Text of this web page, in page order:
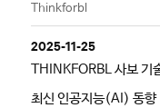
Thinkforbl
2025-11-25
THINKFORBL 사보 기
최신 인공지능(AI) 동향